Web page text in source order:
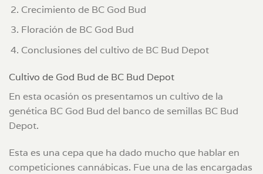
Crecimiento de BC God Bud
Floración de BC God Bud
Conclusiones del cultivo de BC Bud Depot
Cultivo de God Bud de BC Bud Depot
En esta ocasión os presentamos un cultivo de la
genética BC God Bud del banco de semillas BC Bud
Depot.
Esta es una cepa que ha dado mucho que hablar en
competiciones cannábicas. Fue una de las encargadas